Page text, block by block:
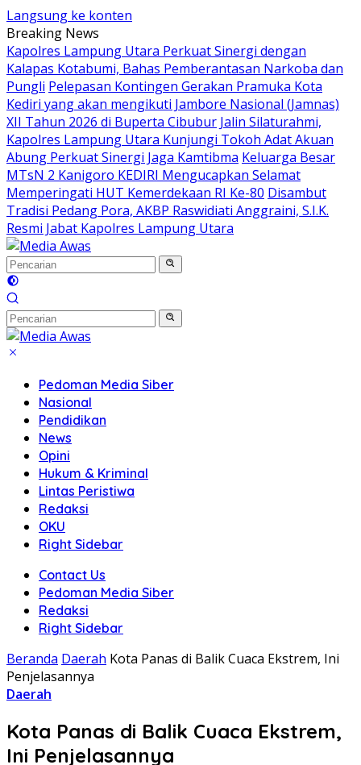
Langsung ke konten
Breaking News
Kapolres Lampung Utara Perkuat Sinergi dengan
Kalapas Kotabumi, Bahas Pemberantasan Narkoba dan
Pungli Pelepasan Kontingen Gerakan Pramuka Kota
Kediri yang akan mengikuti Jambore Nasional (Jamnas)
XII Tahun 2026 di Buperta Cibubur Jalin Silaturahmi,
Kapolres Lampung Utara Kunjungi Tokoh Adat Akuan
Abung Perkuat Sinergi Jaga Kamtibma Keluarga Besar
MTsN 2 Kanigoro KEDIRI Mengucapkan Selamat
Memperingati HUT Kemerdekaan RI Ke-80 Disambut
Tradisi Pedang Pora, AKBP Raswidiati Anggraini, S.I.K.
Resmi Jabat Kapolres Lampung Utara
Pedoman Media Siber
Nasional
Pendidikan
News
Opini
Hukum & Kriminal
Lintas Peristiwa
Redaksi
OKU
Right Sidebar
Contact Us
Pedoman Media Siber
Redaksi
Right Sidebar
Beranda Daerah Kota Panas di Balik Cuaca Ekstrem, Ini
Penjelasannya
Daerah
Kota Panas di Balik Cuaca Ekstrem,
Ini Penjelasannya